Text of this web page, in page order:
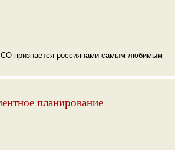
признается россиянами самым любимым
планирование